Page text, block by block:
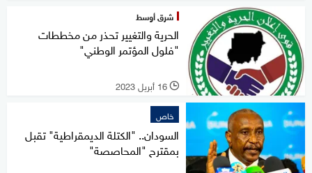
شرق أوسط
الحرية والتغيير تحذر من مخططات
"فلول المؤتمر الوطني"
l 16 أبريل 2023
خاص
السودان.. "الكتلة الديمقراطية" تقبل
بمقترح "المحاصصة"